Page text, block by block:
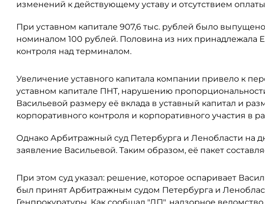
изменений к действующему уставу и отсутствием
При уставном капитале 907,6 тыс. рублей было
номиналом 100 рублей. Половина из них принадлежала
контроля над терминалом.
Увеличение уставного капитала компании привело к
уставном капитале ПНТ, нарушению
Васильевой размеру её вклада в уставный капитал и
корпоративного контроля и корпоративного участия в
Однако Арбитражный суд Петербурга и Ленобласти на
заявление Васильевой. Таким образом, её пакет
При этом суд указал: решение, которое оспаривает
был принят Арбитражным судом Петербурга и